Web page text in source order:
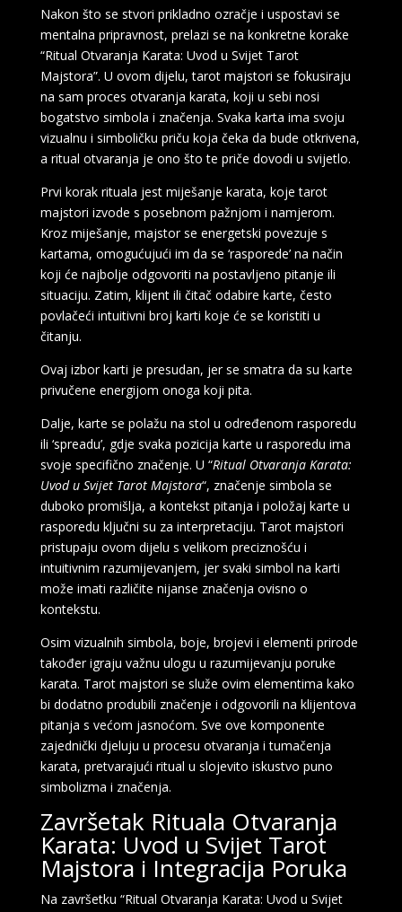
Nakon što se stvori prikladno ozračje i uspostavi se
mentalna pripravnost, prelazi se na konkretne korake
“Ritual Otvaranja Karata: Uvod u Svijet Tarot
Majstora”. U ovom dijelu, tarot majstori se fokusiraju
na sam proces otvaranja karata, koji u sebi nosi
bogatstvo simbola i značenja. Svaka karta ima svoju
vizualnu i simboličku priču koja čeka da bude otkrivena,
a ritual otvaranja je ono što te priče dovodi u svijetlo.
Prvi korak rituala jest miješanje karata, koje tarot
majstori izvode s posebnom pažnjom i namjerom.
Kroz miješanje, majstor se energetski povezuje s
kartama, omogućujući im da se ‘rasporede’ na način
koji će najbolje odgovoriti na postavljeno pitanje ili
situaciju. Zatim, klijent ili čitač odabire karte, često
povlačeći intuitivni broj karti koje će se koristiti u
čitanju.
Ovaj izbor karti je presudan, jer se smatra da su karte
privučene energijom onoga koji pita.
Dalje, karte se polažu na stol u određenom rasporedu
ili ‘spreadu’, gdje svaka pozicija karte u rasporedu ima
svoje specifično značenje. U “Ritual Otvaranja Karata:
Uvod u Svijet Tarot Majstora“, značenje simbola se
duboko promišlja, a kontekst pitanja i položaj karte u
rasporedu ključni su za interpretaciju. Tarot majstori
pristupaju ovom dijelu s velikom preciznošću i
intuitivnim razumijevanjem, jer svaki simbol na karti
može imati različite nijanse značenja ovisno o
kontekstu.
Osim vizualnih simbola, boje, brojevi i elementi prirode
također igraju važnu ulogu u razumijevanju poruke
karata. Tarot majstori se služe ovim elementima kako
bi dodatno produbili značenje i odgovorili na klijentova
pitanja s većom jasnoćom. Sve ove komponente
zajednički djeluju u procesu otvaranja i tumačenja
karata, pretvarajući ritual u slojevito iskustvo puno
simbolizma i značenja.
Završetak Rituala Otvaranja
Karata: Uvod u Svijet Tarot
Majstora i Integracija Poruka
Na završetku “Ritual Otvaranja Karata: Uvod u Svijet